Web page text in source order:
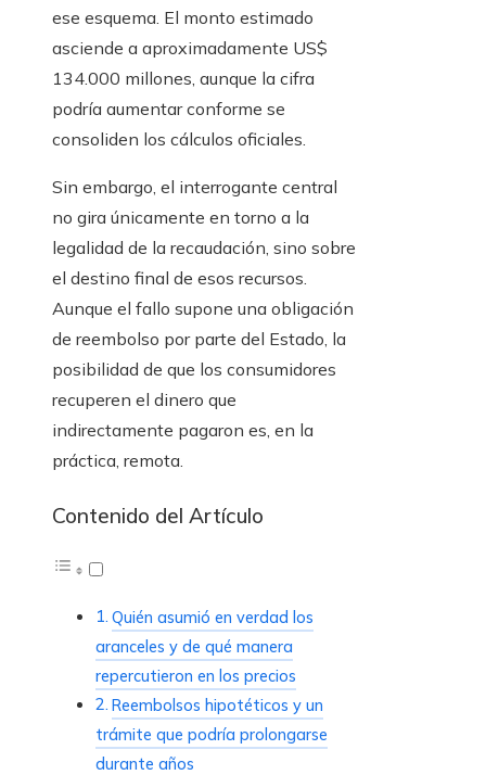
ese esquema. El monto estimado
asciende a aproximadamente US$
134.000 millones, aunque la cifra
podría aumentar conforme se
consoliden los cálculos oficiales.
Sin embargo, el interrogante central
no gira únicamente en torno a la
legalidad de la recaudación, sino sobre
el destino final de esos recursos.
Aunque el fallo supone una obligación
de reembolso por parte del Estado, la
posibilidad de que los consumidores
recuperen el dinero que
indirectamente pagaron es, en la
práctica, remota.
Contenido del Artículo
Quién asumió en verdad los
aranceles y de qué manera
repercutieron en los precios
Reembolsos hipotéticos y un
trámite que podría prolongarse
durante años